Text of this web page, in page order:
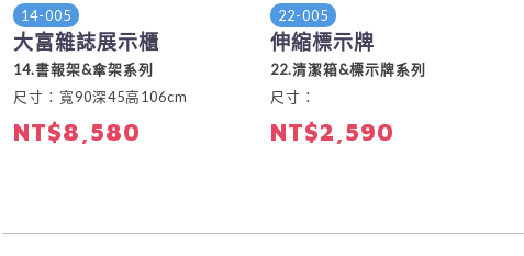
14-005
大富雜誌展示櫃
14.書報架&傘架系列
尺寸：寬90深45高106cm
NT$8,580
22-005
伸縮標示牌
22.清潔箱&標示牌系列
尺寸：
NT$2,590